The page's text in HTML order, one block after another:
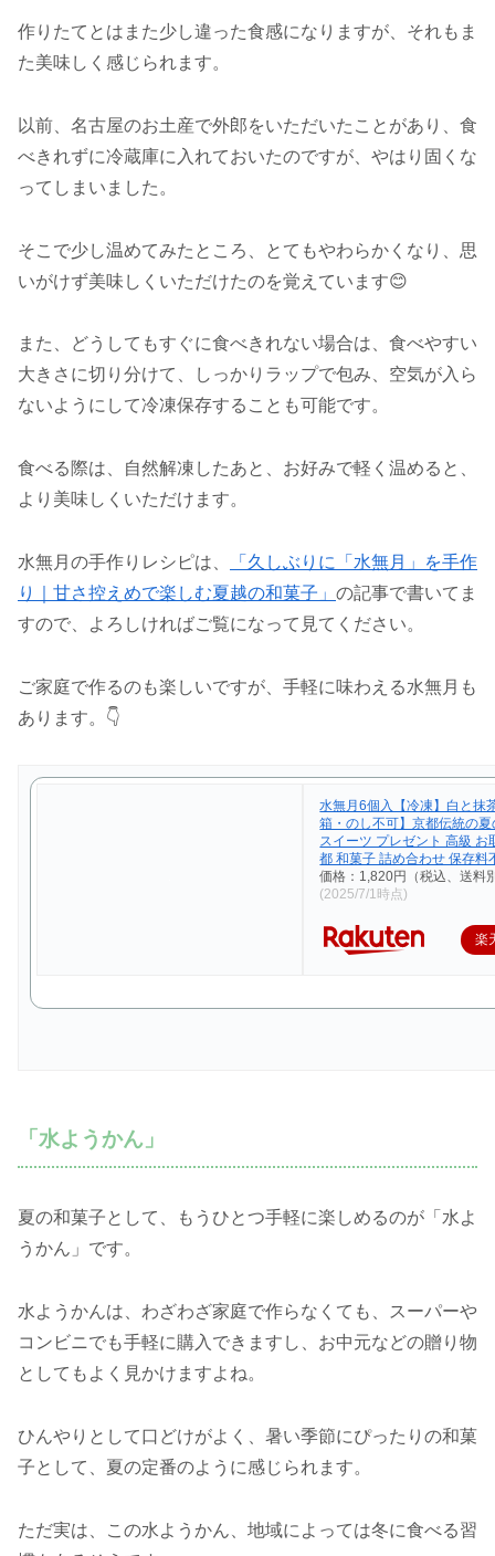
作りたてとはまた少し違った食感になりますが、それもま
た美味しく感じられます。
以前、名古屋のお土産で外郎をいただいたことがあり、食
べきれずに冷蔵庫に入れておいたのですが、やはり固くな
ってしまいました。
そこで少し温めてみたところ、とてもやわらかくなり、思
いがけず美味しくいただけたのを覚えています😊
また、どうしてもすぐに食べきれない場合は、食べやすい
大きさに切り分けて、しっかりラップで包み、空気が入ら
ないようにして冷凍保存することも可能です。
食べる際は、自然解凍したあと、お好みで軽く温めると、
より美味しくいただけます。
水無月の手作りレシピは、
「久しぶりに「水無月」を手作
り｜甘さ控えめで楽しむ夏越の和菓子」 の記事で書いてま
すので、よろしければご覧になって見てください。
ご家庭で作るのも楽しいですが、手軽に味わえる水無月も
あります。👇
水無月6個入【冷凍】白と抹
箱・のし不可】京都伝統の
スイーツ プレゼント 高級 お
都 和菓子 詰め合わせ 保存料
価格：1,820円（税込、送料
(2025/7/1時点)
楽
「水ようかん」
夏の和菓子として、もうひとつ手軽に楽しめるのが「水よ
うかん」です。
水ようかんは、わざわざ家庭で作らなくても、スーパーや
コンビニでも手軽に購入できますし、お中元などの贈り物
としてもよく見かけますよね。
ひんやりとして口どけがよく、暑い季節にぴったりの和菓
子として、夏の定番のように感じられます。
ただ実は、この水ようかん、地域によっては冬に食べる習